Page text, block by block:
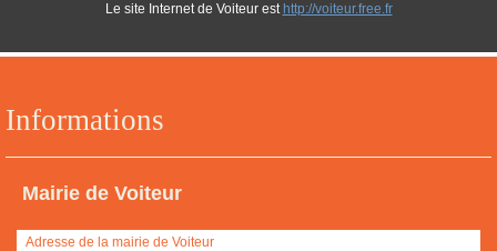
Informations
Mairie de Voiteur
Adresse de la mairie de Voiteur
Le site Internet de Voiteur est http://voiteur.free.fr